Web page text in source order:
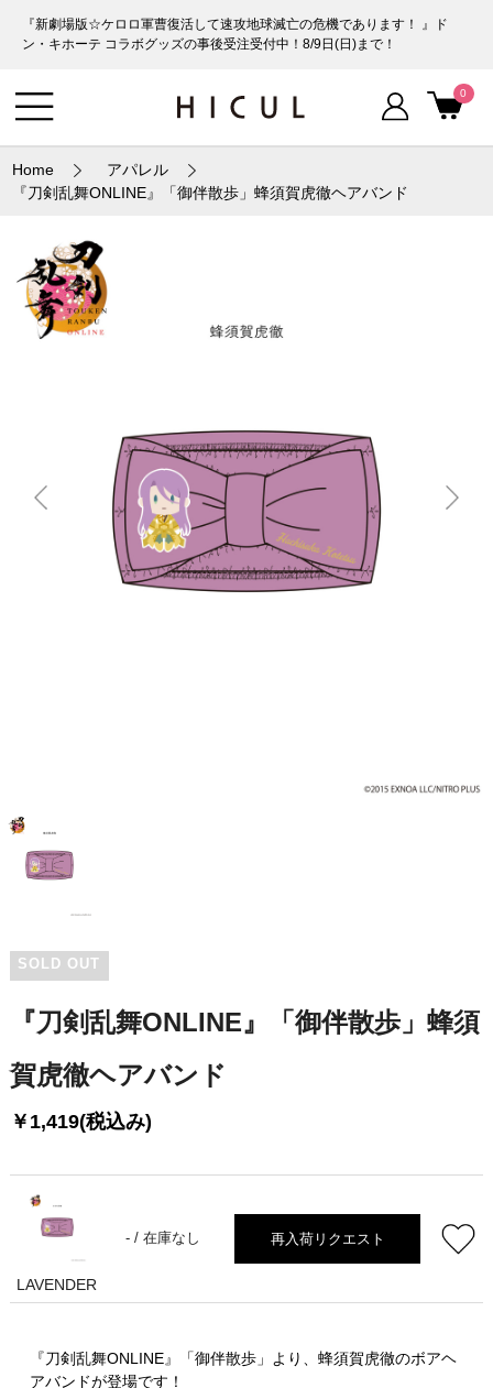
『新劇場版☆ケロロ軍曹復活して速攻地球滅亡の危機であります！ 』ド
ン・キホーテ コラボグッズの事後受注受付中！8/9日(日)まで！
0
Home
アパレル
『刀剣乱舞ONLINE』「御伴散歩」蜂須賀虎徹ヘアバンド
SOLD OUT
『刀剣乱舞ONLINE』「御伴散歩」蜂須
賀虎徹ヘアバンド
￥1,419(税込み)
LAVENDER
- / 在庫なし 再入荷リクエスト
『刀剣乱舞ONLINE』「御伴散歩」より、蜂須賀虎徹のボアヘ
アバンドが登場です！